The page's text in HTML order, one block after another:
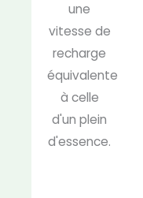
une
vitesse de
recharge
équivalente
à celle
d'un plein
d'essence.